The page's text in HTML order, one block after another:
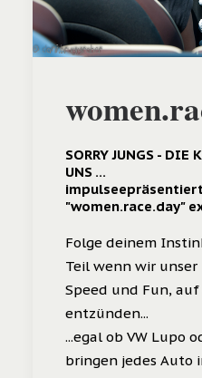
SORRY JUNGS - DIE
UNS ...
impulsee
"women.race.day"
Folge deinem
Teil wenn wir
Speed und Fun,
entzünden...
...egal ob VW Lupo
bringen jedes Auto